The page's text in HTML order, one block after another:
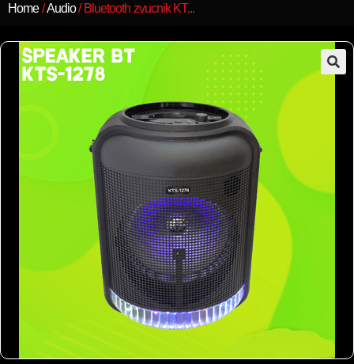
Home/Audio/ Bluetooth zvucnik KT...